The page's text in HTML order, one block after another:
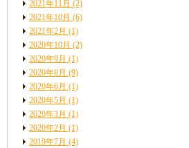
2021年11月 (2)
2021年10月 (6)
2021年2月 (1)
2020年10月 (2)
2020年9月 (1)
2020年8月 (9)
2020年6月 (1)
2020年5月 (1)
2020年3月 (1)
2020年2月 (1)
2019年7月 (4)